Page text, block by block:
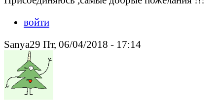
войти
Sanya29 Пт, 06/04/2018 - 17:14